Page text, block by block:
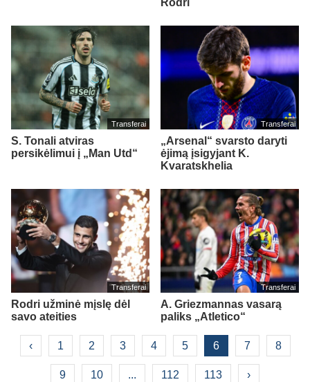
Rodri
Transferai
S. Tonali atviras
persikėlimui į „Man Utd“
Transferai
„Arsenal“ svarsto daryti
ėjimą įsigyjant K.
Kvaratskhelia
Transferai
Rodri užminė mįslę dėl
savo ateities
Transferai
A. Griezmannas vasarą
paliks „Atletico“
‹ 1 2 3 4 5 6 7 8
9 10 ... 112 113 ›